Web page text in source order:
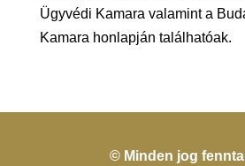
Ügyvédi Kamara valamint a
Kamara honlapján találhatóak.
© Minden jog